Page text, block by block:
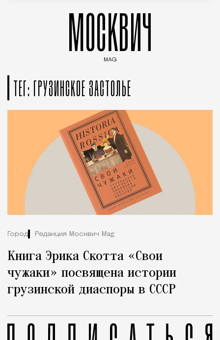
МОСКВИЧ
MAG
ТЕГ: ГРУЗИНСКОЕ ЗАСТОЛЬЕ
Город Редакция Москвич Mag
Книга Эрика Скотта «Свои
чужаки» посвящена истории
грузинской диаспоры в СССР